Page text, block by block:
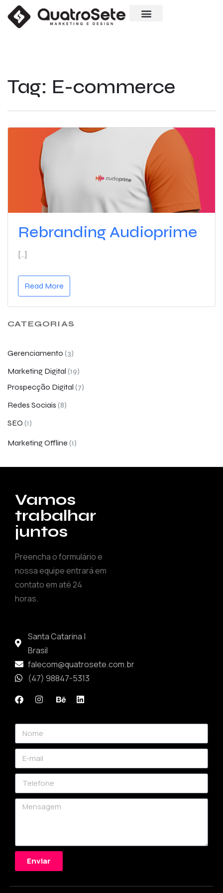
Tag: E-commerce
Rebranding Audioprime
[…]
Read More
CATEGORIAS
Gerenciamento (3)
Marketing Digital (19)
Prospecção Digital (7)
Redes Sociais (8)
SEO (1)
Marketing Offline (1)
Vamos
trabalhar
juntos
Preencha o formulário e
nossa equipe entrará em
contato em até 24
horas.
Santa Catarina |
Brasil
falecom@quatrosete.com.br
(47) 98847-5313
Enviar